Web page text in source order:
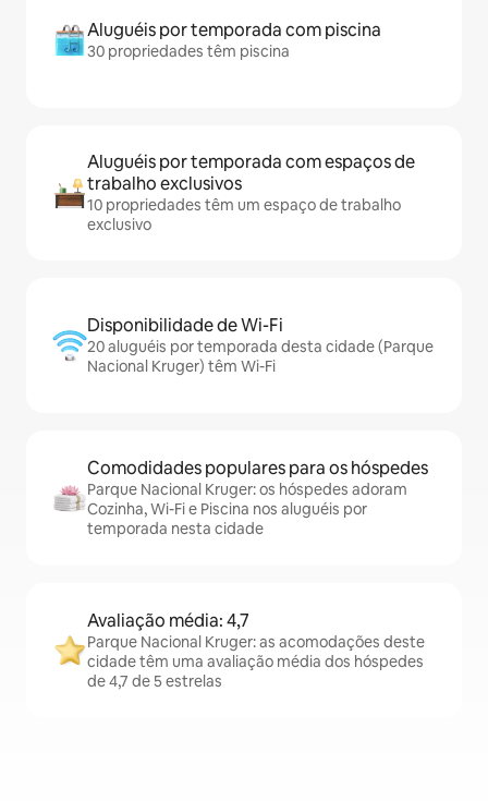
Aluguéis por temporada com piscina
30 propriedades têm piscina
Aluguéis por temporada com espaços de
trabalho exclusivos
10 propriedades têm um espaço de trabalho
exclusivo
Disponibilidade de Wi-Fi
20 aluguéis por temporada desta cidade (Parque
Nacional Kruger) têm Wi-Fi
Comodidades populares para os hóspedes
Parque Nacional Kruger: os hóspedes adoram
Cozinha, Wi-Fi e Piscina nos aluguéis por
temporada nesta cidade
Avaliação média: 4,7
Parque Nacional Kruger: as acomodações deste
cidade têm uma avaliação média dos hóspedes
de 4,7 de 5 estrelas